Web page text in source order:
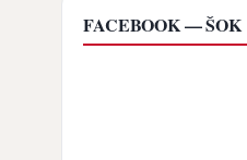
FACEBOOK — ŠOK